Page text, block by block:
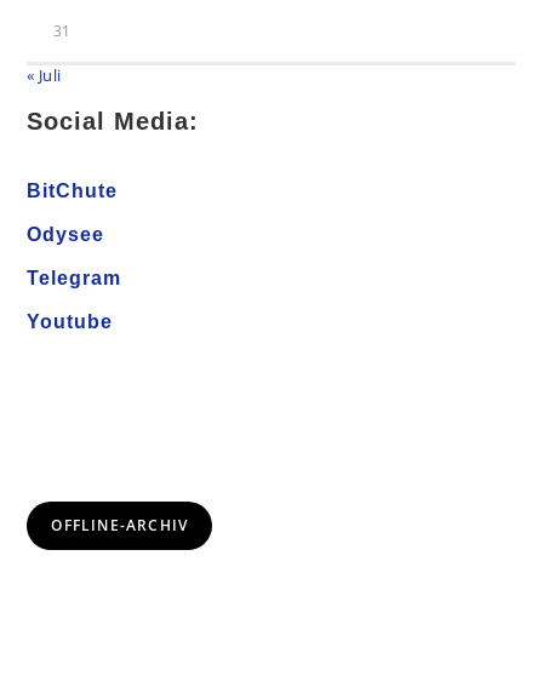
31
« Juli
Social Media:
BitChute
Odysee
Telegram
Youtube
OFFLINE-ARCHIV